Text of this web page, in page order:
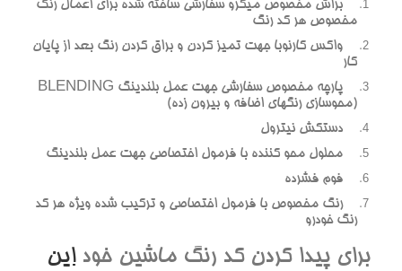
براش مخصوص ميکرو سفارشي ساخته شده براي اعمال رنگ
مخصوص هر کد رنگ
واکس کارنوبا جهت تميز کردن و براق کردن رنگ بعد از پايان
کار
پارچه مخصوص سفارشي جهت عمل بلندينگ BLENDING
(محوسازي رنگهاي اضافه و بيرون زده)
دستکش نيترول
محلول محو کننده با فرمول اختصاصي جهت عمل بلندينگ
فوم فشرده
رنگ مخصوص با فرمول اختصاصي و ترکيب شده ويژه هر کد
رنگ خودرو
براي پيدا کردن کد رنگ ماشين خوداين